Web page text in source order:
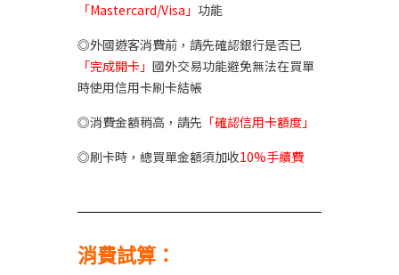
「Mastercard/Visa」 功能
◎外國遊客消費前，請先確認銀行是否已
「完成開卡」 國外交易功能避免無法在買單
時使用信用卡刷卡結帳
◎消費金額稍高，請先 「確認信用卡額度」
◎刷卡時，總買單金額須加收10%手續費
消費試算：